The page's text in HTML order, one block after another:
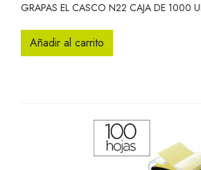
GRAPAS EL CASCO N22 CAJA DE 1000
Añadir al carrito